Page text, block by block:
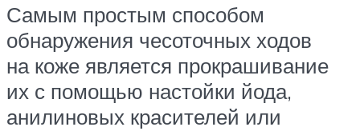
Самым простым способом
обнаружения чесоточных ходов
на коже является прокрашивание
их с помощью настойки йода,
анилиновых красителей или